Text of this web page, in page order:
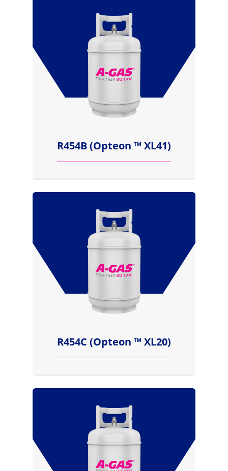
R454B (Opteon ™ XL41)
R454C (Opteon ™ XL20)